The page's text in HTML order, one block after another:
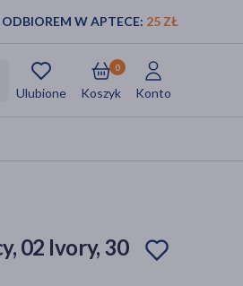
W APTECE: 25 ZŁ
Ulubione Koszyk
0
Konto
02 Ivory, 30